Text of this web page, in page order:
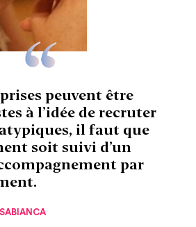
peuvent être
à l’idée de recruter
il faut que
soit suivi d’un
par